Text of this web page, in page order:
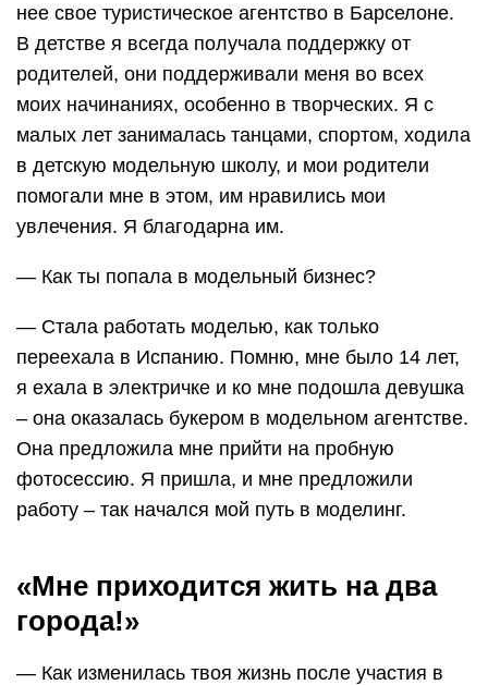
нее свое туристическое агентство в Барселоне.
В детстве я всегда получала поддержку от
родителей, они поддерживали меня во всех
моих начинаниях, особенно в творческих. Я с
малых лет занималась танцами, спортом, ходила
в детскую модельную школу, и мои родители
помогали мне в этом, им нравились мои
увлечения. Я благодарна им.
— Как ты попала в модельный бизнес?
— Стала работать моделью, как только
переехала в Испанию. Помню, мне было 14 лет,
я ехала в электричке и ко мне подошла девушка
– она оказалась букером в модельном агентстве.
Она предложила мне прийти на пробную
фотосессию. Я пришла, и мне предложили
работу – так начался мой путь в моделинг.
«Мне приходится жить на два
города!»
— Как изменилась твоя жизнь после участия в